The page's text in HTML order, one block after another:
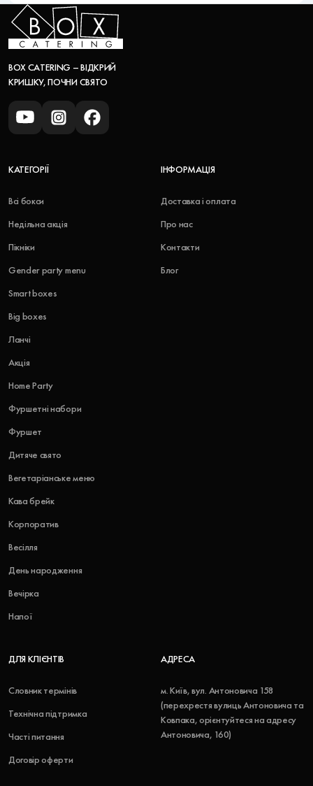
BOX CATERING – ВІДКРИЙ
КРИШКУ, ПОЧНИ СВЯТО
КАТЕГОРІЇ
Всі бокси
Недільна акція
Пікніки
Gender party menu
Smart boxes
Big boxes
Ланчі
Акція
Home Party
Фуршетні набори
Фуршет
Дитяче свято
Вегетаріанське меню
Кава брейк
Корпоратив
Весілля
День народження
Вечірка
Напої
ІНФОРМАЦІЯ
Доставка і оплата
Про нас
Контакти
Блог
ДЛЯ КЛІЄНТІВ
Словник термінів
Технічна підтримка
Часті питання
Договір оферти
АДРЕСА
м. Київ, вул. Антоновича 158
(перехрестя вулиць Антоновича та
Ковпака, орієнтуйтеся на адресу
Антоновича, 160)